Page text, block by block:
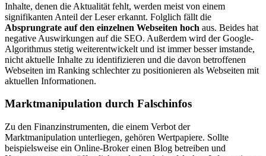
Inhalte, denen die Aktualität fehlt, werden meist von einem
signifikanten Anteil der Leser erkannt. Folglich fällt die
Absprungrate auf den einzelnen Webseiten hoch aus. Beides hat
negative Auswirkungen auf die SEO. Außerdem wird der Google-
Algorithmus stetig weiterentwickelt und ist immer besser imstande,
nicht aktuelle Inhalte zu identifizieren und die davon betroffenen
Webseiten im Ranking schlechter zu positionieren als Webseiten mit
aktuellen Informationen.
Marktmanipulation durch Falschinfos
Zu den Finanzinstrumenten, die einem Verbot der
Marktmanipulation unterliegen, gehören Wertpapiere. Sollte
beispielsweise ein Online-Broker einen Blog betreiben und